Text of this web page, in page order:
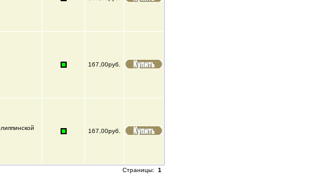
167,00руб.
167,00руб.
Страницы: 1